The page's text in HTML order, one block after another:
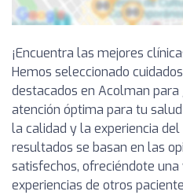
¡Encuentra las mejores
Hemos seleccionado
destacados en Acolman
atención óptima para tu
la calidad y la experiencia
resultados se basan en las
satisfechos, ofreciéndote
experiencias de otros